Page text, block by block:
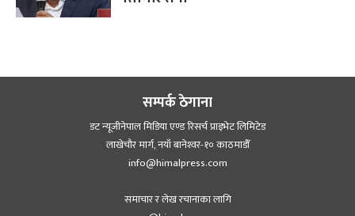
सम्पर्क ठेगाना
डट न्यूजीनेपाल मिडिया एण्ड रिसर्च प्राइभेट लिमिटेड
लाखेचौर मार्ग, नयाँ बानेश्‍वर-१० काठमाडौँ
info@himalpress.com
समाचार र लेख रचानाका लागि